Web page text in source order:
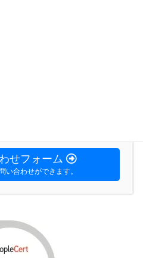
せフォーム
い合わせができます。